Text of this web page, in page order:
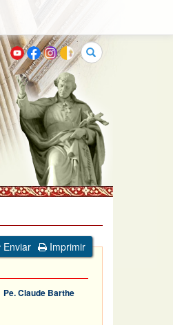
Buscar
Enviar
Imprimir
Pe. Claude Barthe